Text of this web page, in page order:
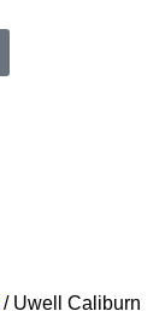
/ Uwell Caliburn